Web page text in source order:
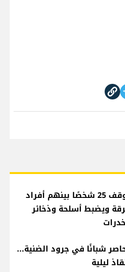
الجيش يوقف 25 شخصًا بينهم أفراد
ويضبط أسلحة وذخائر
شبانًا في جرود الضنية...
ليلية